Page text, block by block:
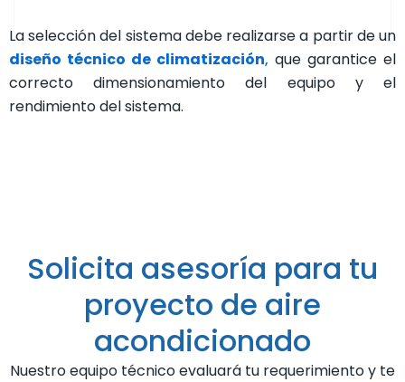
La selección del sistema debe realizarse a partir de un
diseño técnico de climatización, que garantice el
correcto dimensionamiento del equipo y el
rendimiento del sistema.
Solicita asesoría para tu
proyecto de aire
acondicionado
Nuestro equipo técnico evaluará tu requerimiento y te